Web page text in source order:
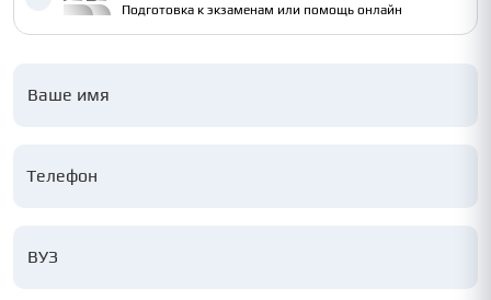
Подготовка к экзаменам или помощь онлайн
Ваше имя
ВУЗ